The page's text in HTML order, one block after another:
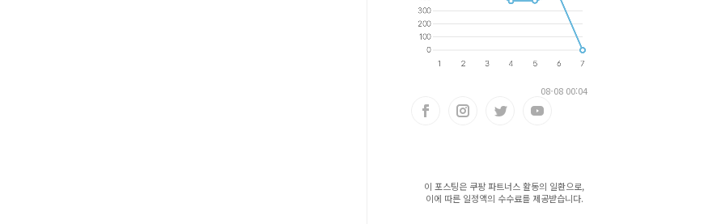
08-08 00:04
이 포스팅은 쿠팡 파트너스 활동의 일환으로,
이에 따른 일정액의 수수료를 제공받습니다.